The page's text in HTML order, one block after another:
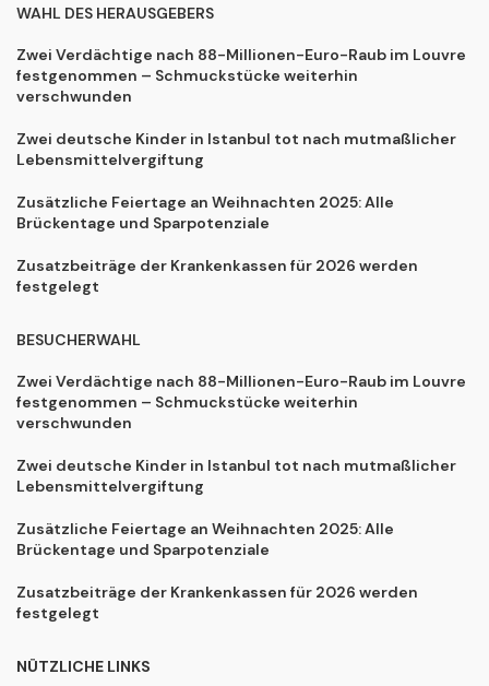
WAHL DES HERAUSGEBERS
Zwei Verdächtige nach 88-Millionen-Euro-Raub im Louvre
festgenommen – Schmuckstücke weiterhin
verschwunden
Zwei deutsche Kinder in Istanbul tot nach mutmaßlicher
Lebensmittelvergiftung
Zusätzliche Feiertage an Weihnachten 2025: Alle
Brückentage und Sparpotenziale
Zusatzbeiträge der Krankenkassen für 2026 werden
festgelegt
BESUCHERWAHL
Zwei Verdächtige nach 88-Millionen-Euro-Raub im Louvre
festgenommen – Schmuckstücke weiterhin
verschwunden
Zwei deutsche Kinder in Istanbul tot nach mutmaßlicher
Lebensmittelvergiftung
Zusätzliche Feiertage an Weihnachten 2025: Alle
Brückentage und Sparpotenziale
Zusatzbeiträge der Krankenkassen für 2026 werden
festgelegt
NÜTZLICHE LINKS